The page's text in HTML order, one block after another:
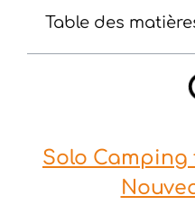
Table des
Solo Camping